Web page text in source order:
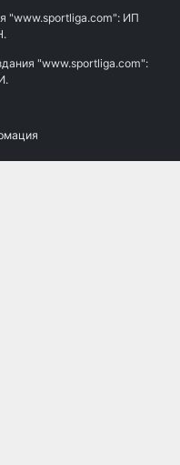
"www.sportliga.com": ИП
"www.sportliga.com":